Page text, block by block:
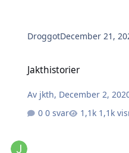
DroggotDecember 21,
Jakthistorier
Av jkth, December 2,
0 svar
1,1k